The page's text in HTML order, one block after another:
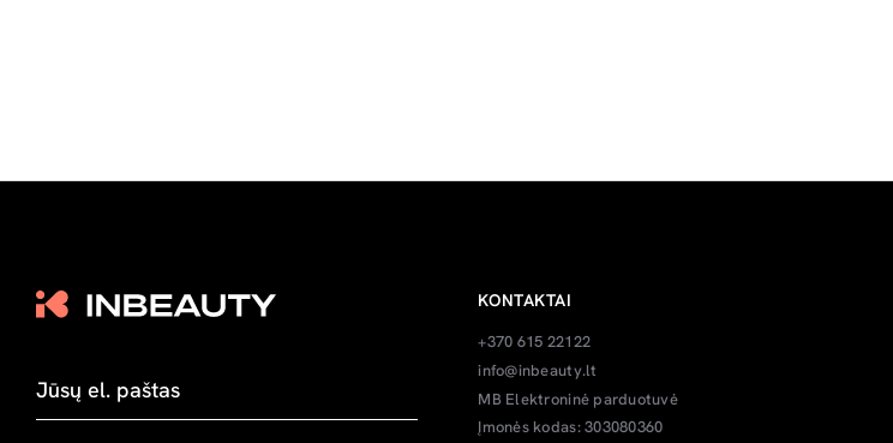
KONTAKTAI
+370 615 22122
info@inbeauty.lt
MB Elektroninė parduotuvė
Įmonės kodas: 303080360